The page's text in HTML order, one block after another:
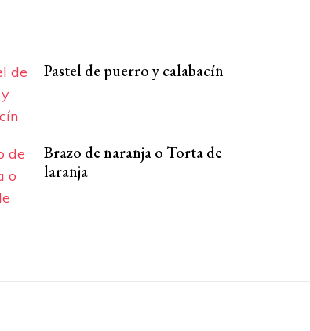
Pastel de puerro y calabacín
Brazo de naranja o Torta de
laranja